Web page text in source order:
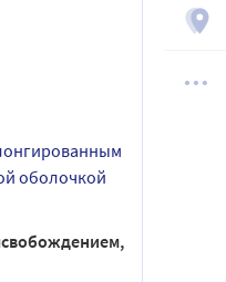
оболочкой